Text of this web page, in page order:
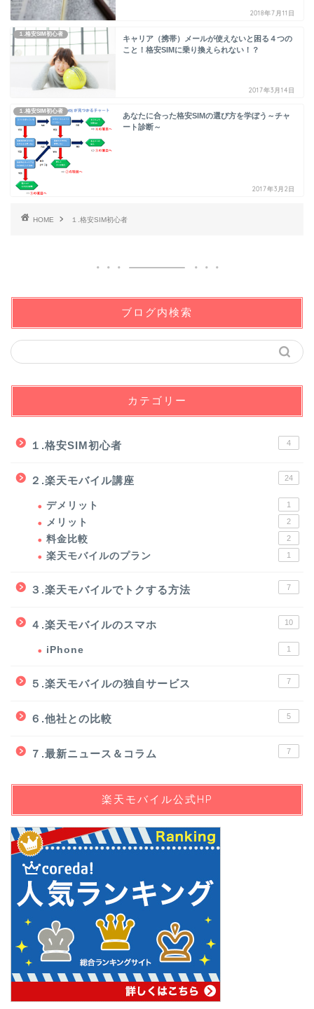
2018年7月11日
１.格安SIM初心者
キャリア（携帯）メールが使えないと困る４つの
こと！格安SIMに乗り換えられない！？
2017年3月14日
１.格安SIM初心者
あなたに合った格安SIMの選び方を学ぼう～チャ
ート診断～
2017年3月2日
HOME １.格安SIM初心者
ブログ内検索
カテゴリー
１.格安SIM初心者 4
２.楽天モバイル講座 24
デメリット 1
メリット 2
料金比較 2
楽天モバイルのプラン 1
３.楽天モバイルでトクする方法 7
４.楽天モバイルのスマホ 10
iPhone 1
５.楽天モバイルの独自サービス 7
６.他社との比較 5
７.最新ニュース＆コラム 7
楽天モバイル公式HP